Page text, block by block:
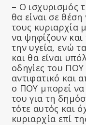
– Ο ισχυρισμός
θα είναι σε
τους κυριαρχία
να ψηφίζουν
την υγεία, ενώ
και θα είναι
οδηγίες του ΠΟΥ
αντιφατικό και
ο ΠΟΥ μπορεί να
του για τη
τότε αυτός και
κυριαρχία επί